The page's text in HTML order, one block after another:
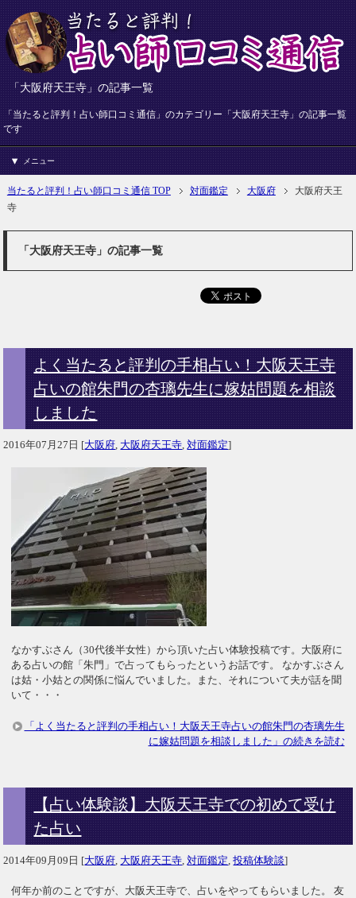
「大阪府天王寺」の記事一覧
「当たると評判！占い師口コミ通信」のカテゴリー「大阪府天王寺」の記事一覧
です
メニュー
当たると評判！占い師口コミ通信 TOP 対面鑑定 大阪府
大阪府天王
寺
「大阪府天王寺」の記事一覧
よく当たると評判の手相占い！大阪天王寺
占いの館朱門の杏璃先生に嫁姑問題を相談
しました
2016年07月27日 [大阪府 大阪府天王寺 ,対面鑑定]
なかすぶさん（30代後半女性）から頂いた占い体験投稿です。大阪府に
ある占いの館「朱門」で占ってもらったというお話です。 なかすぶさん
は姑・小姑との関係に悩んでいました。また、それについて夫が話を聞
いて・・・
「よく当たると評判の手相占い！大阪天王寺占いの館朱門の杏璃先生
に嫁姑問題を相談しました」の続きを読む
【占い体験談】大阪天王寺での初めて受け
た占い
2014年09月09日 [大阪府 大阪府天王寺 ,対面鑑定 ,投稿体験談]
何年か前のことですが、大阪天王寺で、占いをやってもらいました。 友